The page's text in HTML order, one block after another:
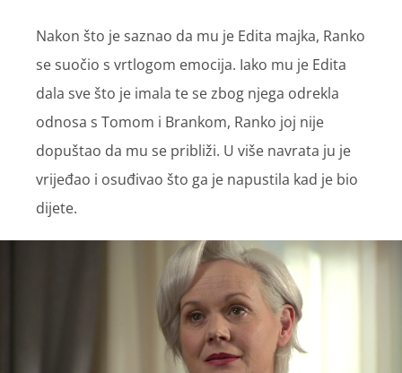
Nakon što je saznao da mu je Edita majka, Ranko
se suočio s vrtlogom emocija. Iako mu je Edita
dala sve što je imala te se zbog njega odrekla
odnosa s Tomom i Brankom, Ranko joj nije
dopuštao da mu se približi. U više navrata ju je
vrijeđao i osuđivao što ga je napustila kad je bio
dijete.